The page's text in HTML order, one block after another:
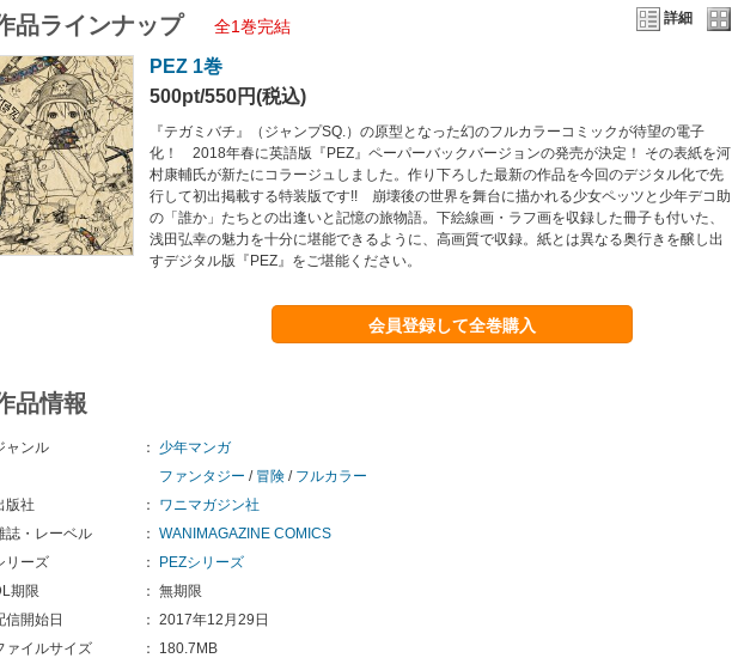
詳細
品ラインナップ 全1巻完結
PEZ 1巻
500pt/550円(税込)
『テガミバチ』（ジャンプSQ.）の原型となった幻のフルカラーコミックが待望の電子
化！ 2018年春に英語版『PEZ』ペーパーバックバージョンの発売が決定！ その表紙を河
村康輔氏が新たにコラージュしました。作り下ろした最新の作品を今回のデジタル化で先
行して初出掲載する特装版です!! 崩壊後の世界を舞台に描かれる少女ペッツと少年デコ助
の「誰か」たちとの出逢いと記憶の旅物語。下絵線画・ラフ画を収録した冊子も付いた、
浅田弘幸の魅力を十分に堪能できるように、高画質で収録。紙とは異なる奥行きを醸し出
すデジタル版『PEZ』をご堪能ください。
会員登録して全巻購入
品情報
ャンル ：
少年マンガ
ファンタジー / 冒険 / フルカラー
版社
：
ワニマガジン社
誌・レーベル
： WANIMAGAZINE COMICS
リーズ
：
PEZシリーズ
期限
： 無期限
信開始日
： 2017年12月29日
ァイルサイズ
：
180.7MB